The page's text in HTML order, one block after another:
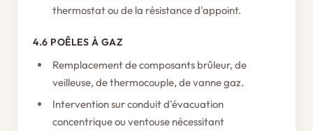
thermostat ou de la résistance d'appoint.
4.6 POÊLES À GAZ
Remplacement de composants brûleur, de
veilleuse, de thermocouple, de vanne gaz.
Intervention sur conduit d'évacuation
concentrique ou ventouse nécessitant